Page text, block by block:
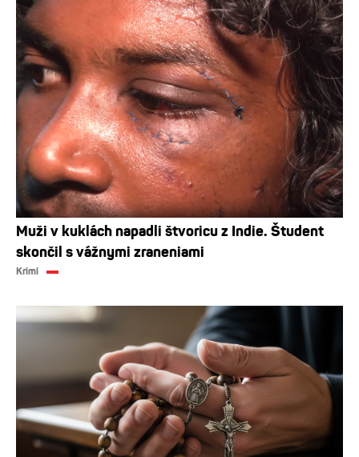
Muži v kuklách napadli štvoricu z Indie. Študent
skončil s vážnymi zraneniami
Krimi